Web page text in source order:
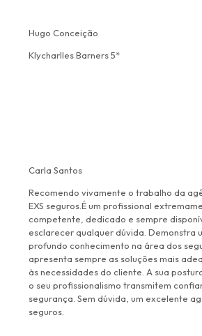
Hugo Conceição
Klycharlles Barners 5*
Carla Santos
Recomendo vivamente o trabalho da
EXS seguros.É um profissional
competente, dedicado e sempre
esclarecer qualquer dúvida. Demonstra
profundo conhecimento na área dos
apresenta sempre as soluções mais
às necessidades do cliente. A sua
o seu profissionalismo transmitem
segurança. Sem dúvida, um excelente
seguros.